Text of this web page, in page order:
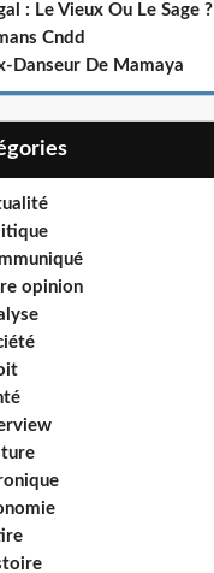
: Le Vieux Ou Le Sage ?
Cndd
Danseur De Mamaya
opinion